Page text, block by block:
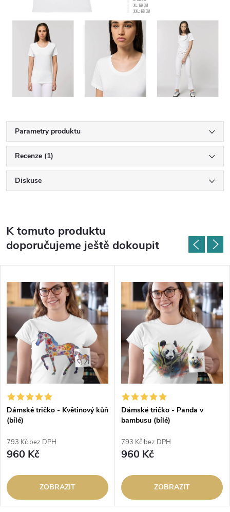
Parametry produktu
Recenze (1)
Diskuse
K tomuto produktu
doporučujeme ještě dokoupit
Dámské tričko - Květinový kůň
(bílé)
793 Kč bez DPH
960 Kč
ZOBRAZIT
Dámské tričko - Panda v
bambusu (bílé)
793 Kč bez DPH
960 Kč
ZOBRAZIT